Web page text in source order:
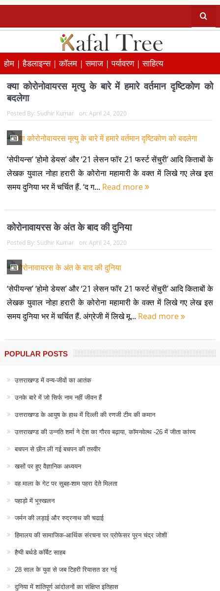
होम |हैडलाइन्स |कॉलम |समाज |पर्यावरण |साहित्य
क्या कोरोनोवायरस मृत्यु के बारे में हमारे वर्तमान दृष्टिकोण को
बदलेगा
Posted By: Sudhir Kumar on: April 24, 2020
‘सेपीयन्स’ ‘होमो डेयस’ और ‘21 लेसन फॉर 21 फर्स्ट सेंचुरी’ आदि किताबों के
लेखक युवाल नोहा हरारी के कोरोना महामारी के वक्त में लिखे गए लेख इस
समय दुनिया भर में चर्चित हैं. ‘द ग... Read more
कोरोनावायरस के अंत के बाद की दुनिया
Posted By: Sudhir Kumar on: April 24, 2020
‘सेपीयन्स’ ‘होमो डेयस’ और ‘21 लेसन फॉर 21 फर्स्ट सेंचुरी’ आदि किताबों के
लेखक युवाल नोहा हरारी के कोरोना महामारी के वक्त में लिखे गए लेख इस
समय दुनिया भर में चर्चित हैं. अंग्रेजी में लिखे मू... Read more
POPULAR POSTS
उत्तराखण्ड में वन्य-जीवों का आतंक
उनके बारे में जो सिर्फ नाम नहीं जीवन हैं
उत्तराखण्ड के आयुष के हाथ में दिल्ली की रणजी टीम की कमान
उत्तराखण्ड की उन्नति शर्मा ने देश का गौरव बढ़ाया, कॉमनवेल्थ -26 में जीता कांस्य
बचपन से छीन ली गई बचपन की तस्वीर
खसों पर हुए वैज्ञानिक अध्ययन
वह माला के गेट पर सुबह-शाम पहरा देते मिलता
पहाड़ो में भूस्खलन
जर्मन की लड़ाई और रुद्रनाथ की चढाई
हिमालय की सामाजिक-आर्थिक संरचना पर प्रोफेसर पूरन चंद्र जोशी
हैप्पी बर्थडे कॉर्बेट साहब
28 साल के युवा से जब टिहरी रियासत डर गई
दुनिया में शांतिपूर्ण आंदोलनों का संक्षिप्त इतिहास